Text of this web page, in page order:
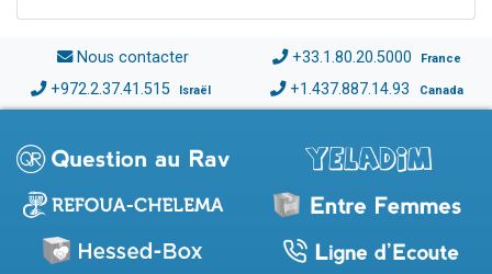
Nous contacter +33.1.80.20.5000 France
+972.2.37.41.515 Israël +1.437.887.14.93 Canada